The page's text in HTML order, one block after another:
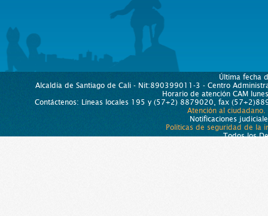
Última fecha
Alcaldía de Santiago de Cali - Nit:890399011-3 - Centro
Horario de atención CAM
Contáctenos: Líneas locales 195 y (57+2) 8879020, fax
Atención al ciudadano.
Notificaciones
Políticas de seguridad de la
Todos los